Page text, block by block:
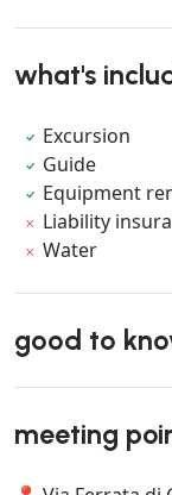
what's
Excursion
Guide
Equipment
Liability
Water
good to
meeting